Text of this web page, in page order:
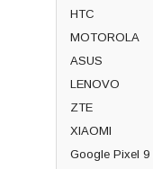
HTC
MOTOROLA
ASUS
LENOVO
ZTE
XIAOMI
Google Pixel 9